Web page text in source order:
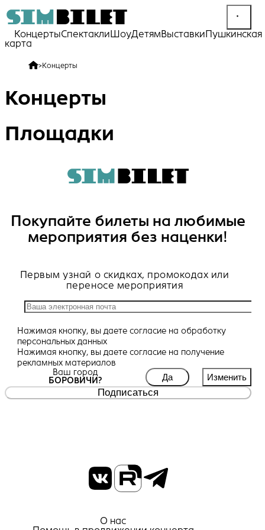
КонцертыСпектакли ШоуДетямВыставкиПушкинская
карта
>Концерты
Концерты
Площадки
Покупайте билеты на любимые
мероприятия без наценки!
Первым узнай о скидках, промокодах или
переносе мероприятия
Нажимая кнопку, вы даете согласие на обработку
персональных данных
Нажимая кнопку, вы даете согласие на получение
рекламных материалов
Ваш город
БОРОВИЧИ?
Да Изменить
Подписаться
О нас